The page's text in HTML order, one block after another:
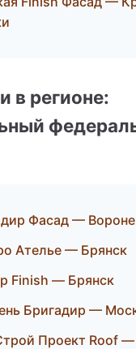
в регионе:
Фасад —
Ателье — Брянск
Finish — Брянск
Бригадир —
Проект Roof —